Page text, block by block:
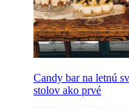
Candy bar na letnú
stolov ako prvé